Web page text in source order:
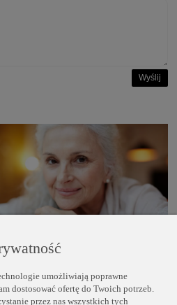
Wyślij
umożliwiają poprawne
dostosować ofertę do Twoich potrzeb.
przez nas wszystkich tych